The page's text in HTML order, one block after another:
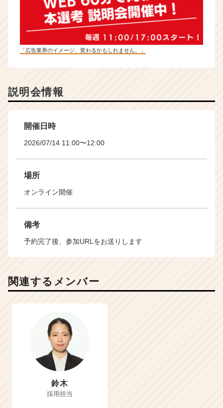
「広告業界のイメージ、変わるかもしれません。」
説明会情報
開催日時
2026/07/14 11:00〜12:00
場所
オンライン開催
備考
予約完了後、参加URLをお送りします
関連するメンバー
鈴木
採用担当